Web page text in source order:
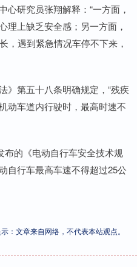
研究员张翔解释：“一方面，
理上缺乏安全感；另一方面，
，遇到紧急情况车停不下来，
》第五十八条明确规定，“残疾
动车道内行驶时，最高时速不
布的《电动自行车安全技术规
自行车最高车速不得超过25公
：文章来自网络，不代表本站观点。